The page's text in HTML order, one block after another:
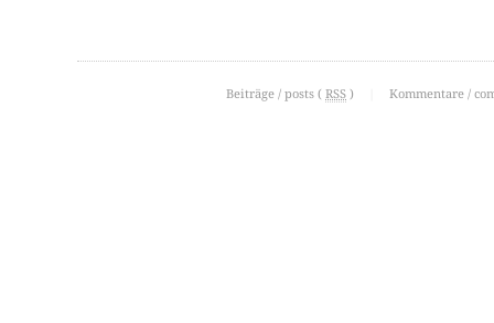
Beiträge / posts ( RSS ) Kommentare /